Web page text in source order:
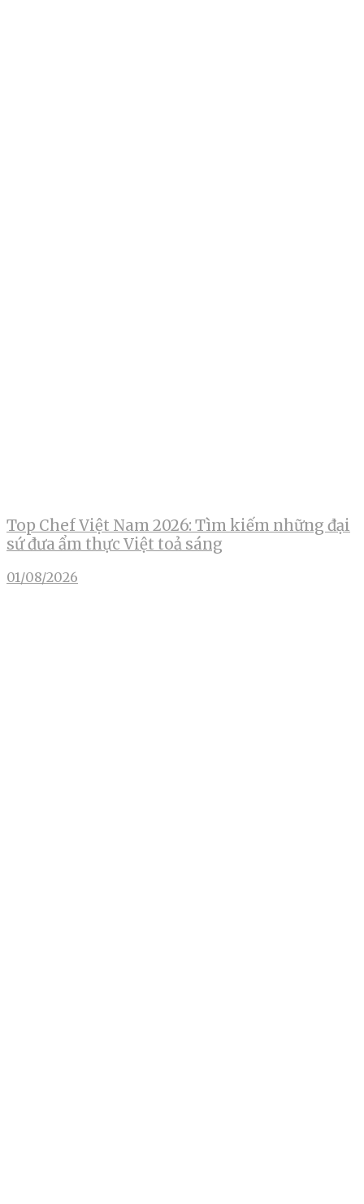
Top Chef Việt Nam 2026: Tìm kiếm những đại
sứ đưa ẩm thực Việt toả sáng
01/08/2026